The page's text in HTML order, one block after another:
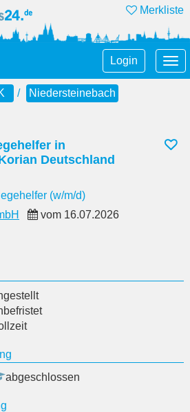
Merkliste
Login
Niedersteinebach
in
Deutschland
(w/m/d)
vom 16.07.2026
abgeschlossen